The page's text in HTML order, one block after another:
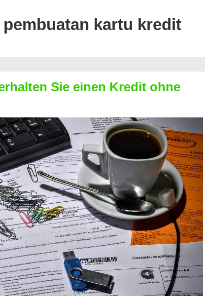
pembuatan kartu kredit
Sie einen Kredit ohne